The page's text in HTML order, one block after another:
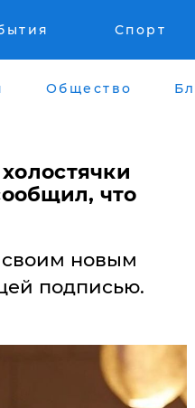
Спорт
Общество
что
своим новым
подписью.